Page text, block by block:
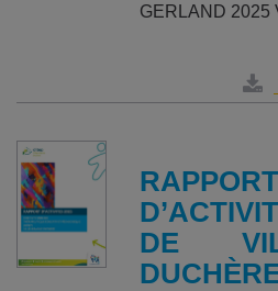
GERLAND 2025
DE